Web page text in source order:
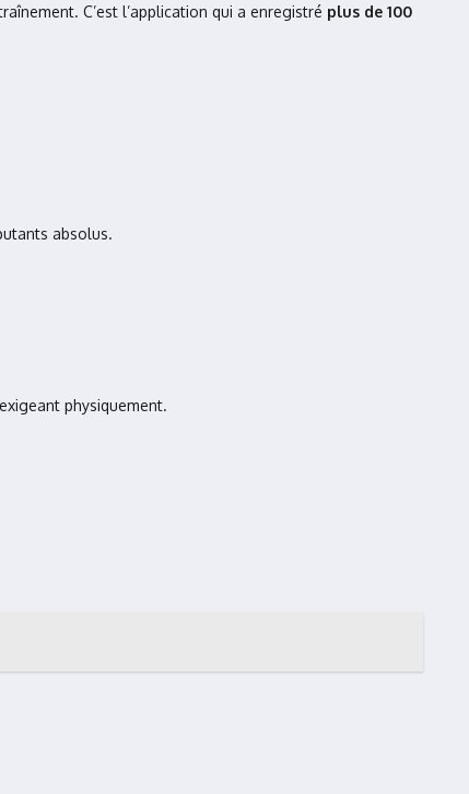
C’est l’application qui a enregistré plus de 100
absolus.
physiquement.